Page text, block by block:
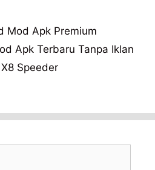
Mod Apk Premium
Apk Terbaru Tanpa Iklan
Speeder